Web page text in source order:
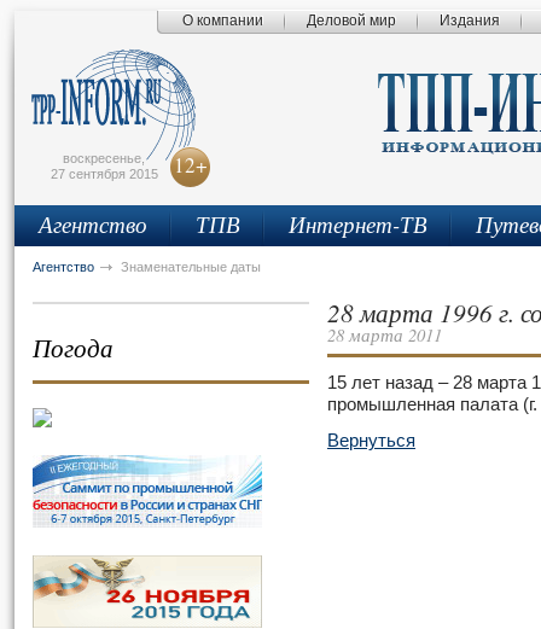
О компании Деловой мир Издания
воскресенье,
27 сентября 2015
12+
Агентство ТПВ Интернет-ТВ
Агентство Знаменательные даты
Погода
28 марта 1996 г.
28 марта 2011
15 лет назад – 28 марта
промышленная палата (г.
Вернуться